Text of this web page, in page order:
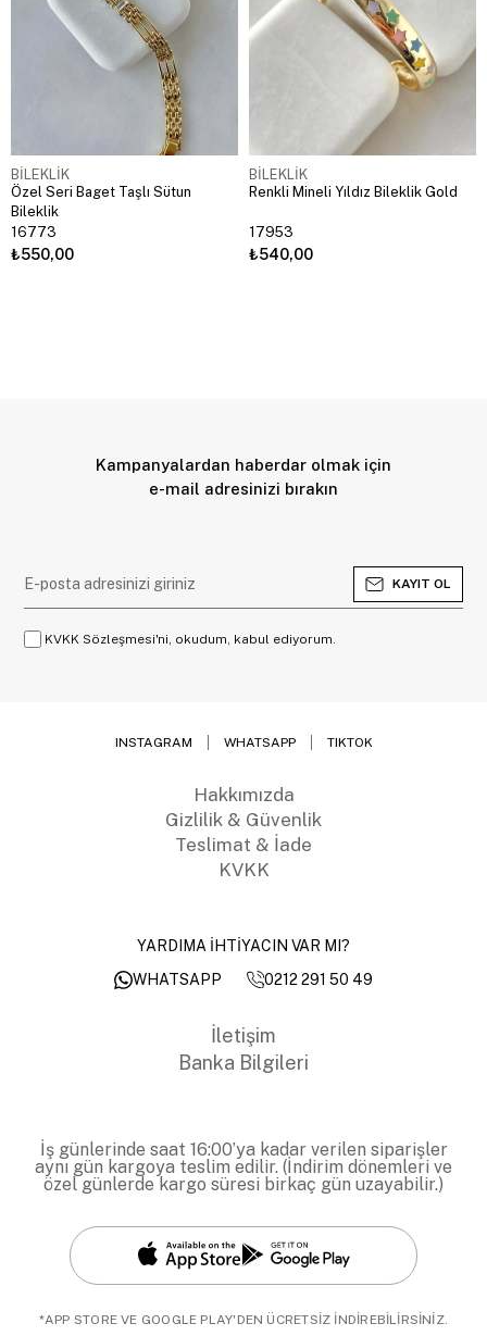
BİLEKLİK
Özel Seri Baget Taşlı Sütun
Bileklik
16773
₺550,00
BİLEKLİK
Renkli Mineli Yıldız Bileklik Gold
17953
₺540,00
Kampanyalardan haberdar olmak için
e-mail adresinizi bırakın
KAYIT OL
KVKK Sözleşmesi'ni, okudum, kabul ediyorum.
INSTAGRAM WHATSAPP TIKTOK
Hakkımızda
Gizlilik & Güvenlik
Teslimat & İade
KVKK
YARDIMA İHTİYACIN VAR MI?
WHATSAPP
0212 291 50 49
İletişim
Banka Bilgileri
İş günlerinde saat 16:00’ya kadar verilen siparişler
aynı gün kargoya teslim edilir. (İndirim dönemleri ve
özel günlerde kargo süresi birkaç gün uzayabilir.)
*APP STORE VE GOOGLE PLAY'DEN ÜCRETSİZ İNDİREBİLİRSİNİZ.